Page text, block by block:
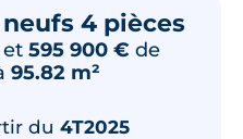
4 pièces
et 595 900 € de
95.82 m²
du 4T2025